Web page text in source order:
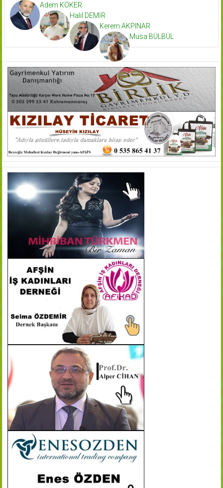
Adem KÖKER
Halil DEMİR
Kerem AKPINAR
Musa BÜLBÜL